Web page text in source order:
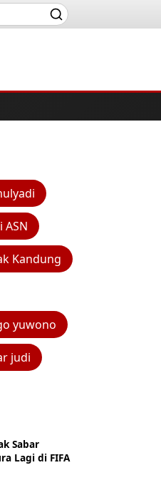
Kandung
yuwono
judi
Sabar
Lagi di FIFA